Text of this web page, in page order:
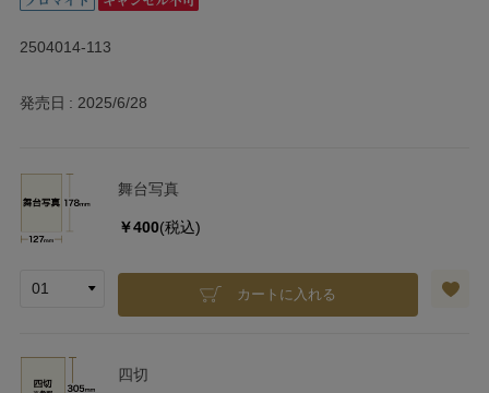
2504014-113
発売日 2025/6/28
舞台写真
￥400(税込)
カートに入れる
四切